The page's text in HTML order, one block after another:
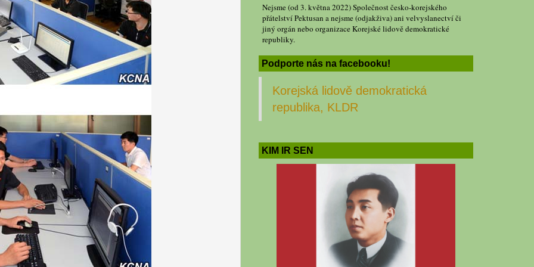
Nejsme (od 3. května 2022) Společnost česko-korejského
přátelství Pektusan a nejsme (odjakživa) ani velvyslanectví či
jiný orgán nebo organizace Korejské lidově demokratické
republiky.
Podporte nás na facebooku!
Korejská lidově demokratická
republika, KLDR
KIM IR SEN